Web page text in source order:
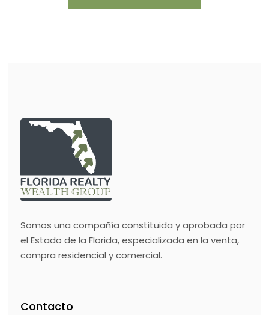
Somos una compañía constituida y aprobada por
el Estado de la Florida, especializada en la venta,
compra residencial y comercial.
Contacto